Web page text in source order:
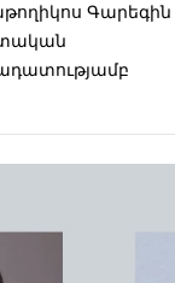
Գարեգին